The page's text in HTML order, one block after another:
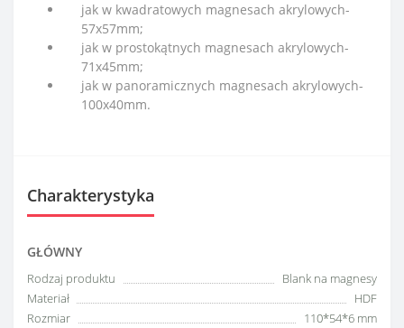
jak w kwadratowych magnesach akrylowych-
57x57mm;
jak w prostokątnych magnesach akrylowych-
71x45mm;
jak w panoramicznych magnesach akrylowych-
100x40mm.
Charakterystyka
GŁÓWNY
Rodzaj produktu
Blank na magnesy
Materiał
HDF
Rozmiar
110*54*6 mm